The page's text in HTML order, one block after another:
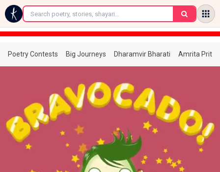
←
Poetry Contests Big Journeys Dharamvir Bharati Amrita